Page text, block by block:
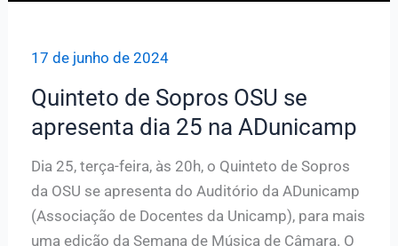
17 de junho de 2024
Quinteto de Sopros OSU se
apresenta dia 25 na ADunicamp
Dia 25, terça-feira, às 20h, o Quinteto de Sopros
da OSU se apresenta do Auditório da ADunicamp
(Associação de Docentes da Unicamp), para mais
uma edição da Semana de Música de Câmara. O